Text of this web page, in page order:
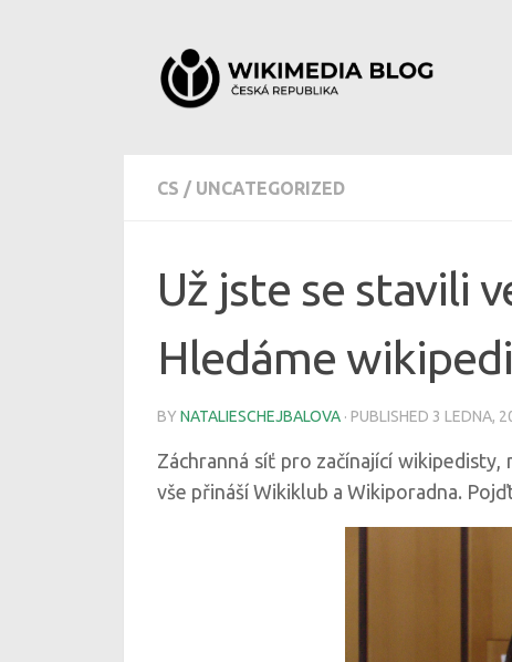
CS / UNCATEGORIZED
Už jste se stavili
Hledáme
BY NATALIESCHEJBALOVA · PUBLISHED 3 LEDNA,
Záchranná síť pro začínající
vše přináší Wikiklub a Wikiporadna.